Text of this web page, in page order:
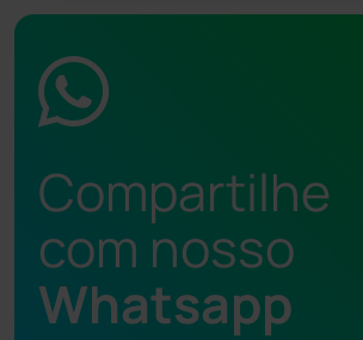
Compartilhe
com nosso
Whatsapp